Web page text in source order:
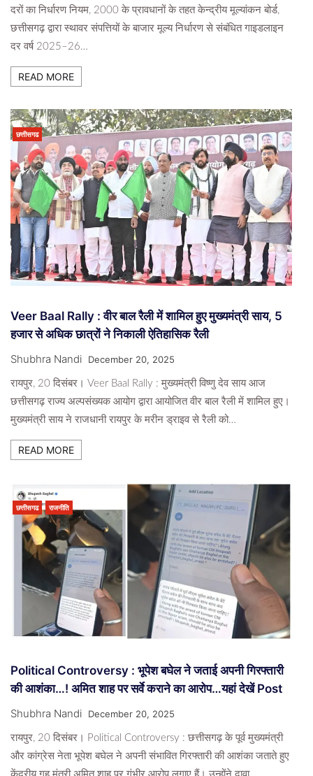
दरों का निर्धारण नियम, 2000 के प्रावधानों के तहत केन्द्रीय मूल्यांकन बोर्ड,
छत्तीसगढ़ द्वारा स्थावर संपत्तियों के बाजार मूल्य निर्धारण से संबंधित गाइडलाइन
दर वर्ष 2025–26…
READ MORE
छत्तीसगढ
Veer Baal Rally : वीर बाल रैली में शामिल हुए मुख्यमंत्री साय, 5
हजार से अधिक छात्रों ने निकाली ऐतिहासिक रैली
Shubhra Nandi December 20, 2025
रायपुर, 20 दिसंबर। Veer Baal Rally : मुख्यमंत्री विष्णु देव साय आज
छत्तीसगढ़ राज्य अल्पसंख्यक आयोग द्वारा आयोजित वीर बाल रैली में शामिल हुए।
मुख्यमंत्री साय ने राजधानी रायपुर के मरीन ड्राइव से रैली को…
READ MORE
छत्तीसगढ राजनीति
Political Controversy : भूपेश बघेल ने जताई अपनी गिरफ्तारी
की आशंका…! अमित शाह पर सर्वे कराने का आरोप…यहां देखें Post
Shubhra Nandi December 20, 2025
रायपुर, 20 दिसंबर। Political Controversy : छत्तीसगढ़ के पूर्व मुख्यमंत्री
और कांग्रेस नेता भूपेश बघेल ने अपनी संभावित गिरफ्तारी की आशंका जताते हुए